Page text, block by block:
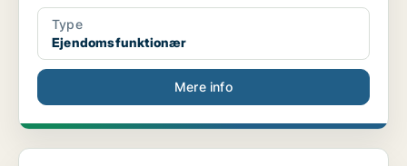
Type
Ejendomsfunktionær
Mere info
Drifts- og Ejendomschef til København